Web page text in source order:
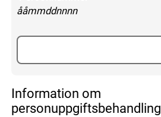
enligt följande mönster:
ååmmddnnnn
Information om
personuppgiftsbehandling